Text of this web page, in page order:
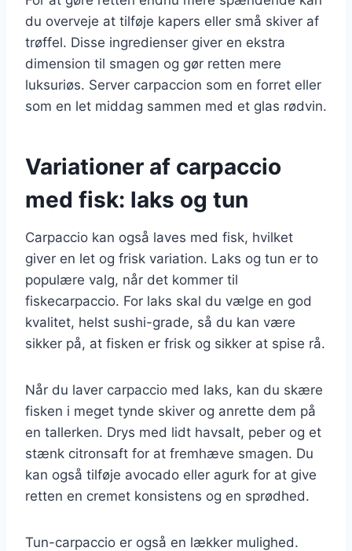
du overveje at tilføje kapers eller små skiver af
trøffel. Disse ingredienser giver en ekstra
dimension til smagen og gør retten mere
luksuriøs. Server carpaccion som en forret eller
som en let middag sammen med et glas rødvin.
Variationer af carpaccio
med fisk: laks og tun
Carpaccio kan også laves med fisk, hvilket
giver en let og frisk variation. Laks og tun er to
populære valg, når det kommer til
fiskecarpaccio. For laks skal du vælge en god
kvalitet, helst sushi-grade, så du kan være
sikker på, at fisken er frisk og sikker at spise rå.
Når du laver carpaccio med laks, kan du skære
fisken i meget tynde skiver og anrette dem på
en tallerken. Drys med lidt havsalt, peber og et
stænk citronsaft for at fremhæve smagen. Du
kan også tilføje avocado eller agurk for at give
retten en cremet konsistens og en sprødhed.
Tun-carpaccio er også en lækker mulighed.